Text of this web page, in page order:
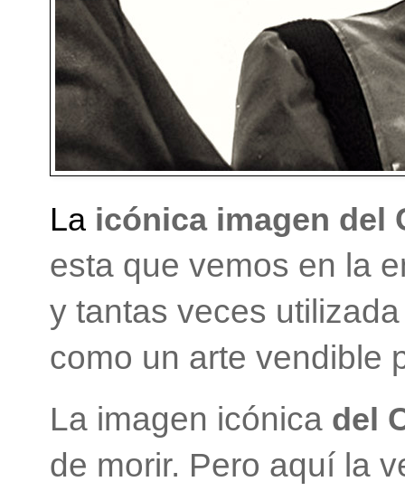
La icónica imagen del
esta que vemos en la
y tantas veces
como un arte vendible
La imagen icónica del
de morir. Pero aquí la